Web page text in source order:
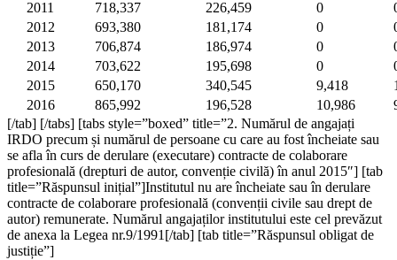
2011
718,337 226,459 0
2012
693,380 181,174 0
2013
706,874 186,974 0
2014
703,622 195,698 0
2015
650,170 340,545 9,418
2016
865,992 196,528 10,986
[/tab] [/tabs] [tabs style=”boxed” title=”2. Numărul de angajați
IRDO precum și numărul de persoane cu care au fost încheiate sau
se afla în curs de derulare (executare) contracte de colaborare
profesională (drepturi de autor, convenție civilă) în anul 2015″] [tab
title=”Răspunsul inițial”]Institutul nu are încheiate sau în derulare
contracte de colaborare profesională (convenții civile sau drept de
autor) remunerate. Numărul angajaților institutului este cel prevăzut
de anexa la Legea nr.9/1991[/tab] [tab title=”Răspunsul obligat de
justiție”]